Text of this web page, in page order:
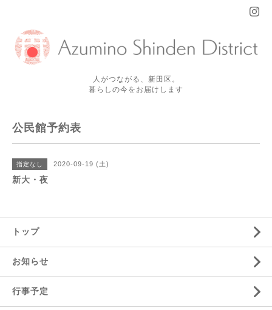
人がつながる、新田区。
暮らしの今をお届けします
公民館予約表
指定なし 2020-09-19 (土)
新大・夜
トップ
お知らせ
行事予定